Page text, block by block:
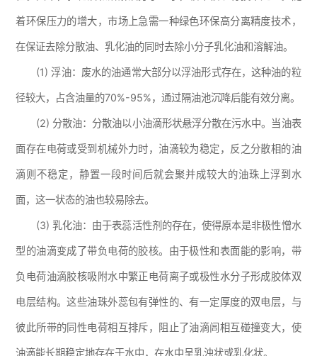
着环保压力的增大，市场上急需一种绿色环保高分离精度技术，
在保证去除分散油、乳化油的同时去除小分子乳化油和溶解油。
(1) 浮油：废水的油通常大部分以浮油形式存在，这种油的粒
径较大，占含油量的70%-95%，通过隔油池沉降后能有效分离。
(2) 分散油：分散油以小油滴形状悬浮分散在污水中。当油表
面存在电荷或受到机械外力时，油滴较为稳定，反之分散相的油
滴则不稳定，静置一段时间后就会聚并成较大的油珠上浮到水
面，这一状态的油也较易除去。
(3) 乳化油：由于表蕊活性剂的存在，使得原本是非极性憎水
型的油滴变成了带负电荷的胶核。由于极性和表面能的影响，带
负电荷油滴胶核吸附水中繁正电荷离子或极性水分子形成胶体双
电层结构。这些油珠外蕊包有弹性的、有一定厚度的双电层，与
彼此所带的同性电荷相互排斥，阻止了油滴闾相互碰撞变大，使
油滴能长期稳定地存在于水中，在水中呈乳浊状或乳化状。